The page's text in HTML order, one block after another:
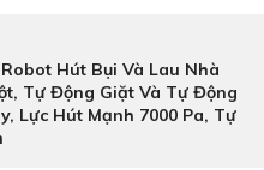
Hút Bụi Và Lau Nhà
Tự Động Giặt Và Tự Động
Lực Hút Mạnh 7000 Pa, Tự